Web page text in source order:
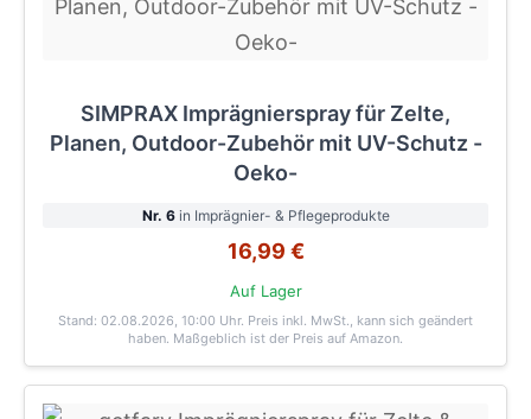
SIMPRAX Imprägnierspray für Zelte,
Planen, Outdoor-Zubehör mit UV-Schutz -
Oeko-
Nr. 6in Imprägnier- & Pflegeprodukte
16,99 €
Auf Lager
Stand: 02.08.2026, 10:00 Uhr. Preis inkl. MwSt., kann sich geändert
haben. Maßgeblich ist der Preis auf Amazon.